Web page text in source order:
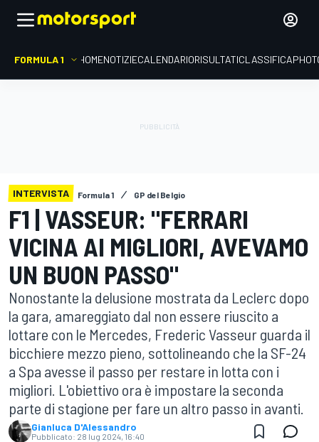
FORMULA 1 HOMENOTIZIECALENDARIORISULTATICLASSIFICA
INTERVISTA Formula 1 GP del Belgio
F1 | VASSEUR: "FERRARI
VICINA AI MIGLIORI, AVEVAMO
UN BUON PASSO"
Nonostante la delusione mostrata da Leclerc dopo
la gara, amareggiato dal non essere riuscito a
lottare con le Mercedes, Frederic Vasseur guarda il
bicchiere mezzo pieno, sottolineando che la SF-24
a Spa avesse il passo per restare in lotta con i
migliori. L'obiettivo ora è impostare la seconda
parte di stagione per fare un altro passo in avanti.
Gianluca D'Alessandro
Pubblicato: 28 lug 2024, 16:40